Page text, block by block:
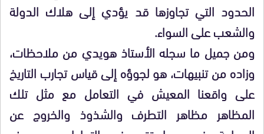
الحدود التي تجاوزها قد يؤدي إلى هلاك الدولة
والشعب على السواء.
ومن جميل ما سجله الأستاذ هويدي من ملاحظات،
وزاده من تنبيهات، هو لجوؤه إلى قياس تجارب التاريخ
على واقعنا المعيش في التعامل مع مثل تلك
المظاهر مظاهر التطرف والشذوذ والخروج عن